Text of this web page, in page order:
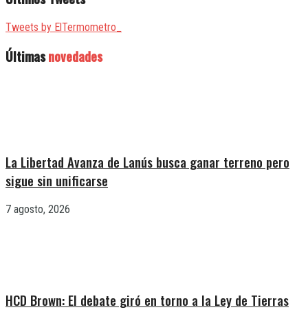
Tweets by ElTermometro_
Últimasnovedades
La Libertad Avanza de Lanús busca ganar terreno pero
sigue sin unificarse
7 agosto, 2026
HCD Brown: El debate giró en torno a la Ley de Tierras